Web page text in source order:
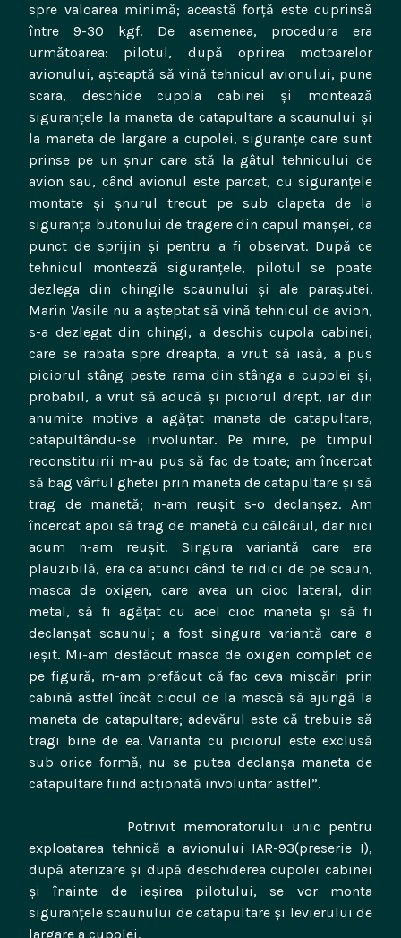
spre valoarea minimă; această forţă este cuprinsă
între 9-30 kgf. De asemenea, procedura era
următoarea: pilotul, după oprirea motoarelor
avionului, aşteaptă să vină tehnicul avionului, pune
scara, deschide cupola cabinei şi montează
siguranţele la maneta de catapultare a scaunului şi
la maneta de largare a cupolei, siguranţe care sunt
prinse pe un şnur care stă la gâtul tehnicului de
avion sau, când avionul este parcat, cu siguranţele
montate şi şnurul trecut pe sub clapeta de la
siguranţa butonului de tragere din capul manşei, ca
punct de sprijin şi pentru a fi observat. După ce
tehnicul montează siguranţele, pilotul se poate
dezlega din chingile scaunului şi ale paraşutei.
Marin Vasile nu a aşteptat să vină tehnicul de avion,
s-a dezlegat din chingi, a deschis cupola cabinei,
care se rabata spre dreapta, a vrut să iasă, a pus
piciorul stâng peste rama din stânga a cupolei şi,
probabil, a vrut să aducă şi piciorul drept, iar din
anumite motive a agăţat maneta de catapultare,
catapultându-se involuntar. Pe mine, pe timpul
reconstituirii m-au pus să fac de toate; am încercat
să bag vârful ghetei prin maneta de catapultare şi să
trag de manetă; n-am reuşit s-o declanşez. Am
încercat apoi să trag de manetă cu călcâiul, dar nici
acum n-am reuşit. Singura variantă care era
plauzibilă, era ca atunci când te ridici de pe scaun,
masca de oxigen, care avea un cioc lateral, din
metal, să fi agăţat cu acel cioc maneta şi să fi
declanşat scaunul; a fost singura variantă care a
ieşit. Mi-am desfăcut masca de oxigen complet de
pe figură, m-am prefăcut că fac ceva mişcări prin
cabină astfel încât ciocul de la mască să ajungă la
maneta de catapultare; adevărul este că trebuie să
tragi bine de ea. Varianta cu piciorul este exclusă
sub orice formă, nu se putea declanşa maneta de
catapultare fiind acţionată involuntar astfel”.
Potrivit memoratorului unic pentru
exploatarea tehnică a avionului IAR-93(preserie I),
după aterizare şi după deschiderea cupolei cabinei
şi înainte de ieşirea pilotului, se vor monta
siguranţele scaunului de catapultare şi levierului de
largare a cupolei.